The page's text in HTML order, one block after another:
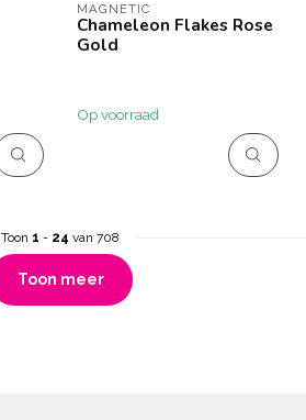
MAGNETIC
Chameleon Flakes Rose
Gold
Op voorraad
Toon 1 - 24 van 708
Toon meer